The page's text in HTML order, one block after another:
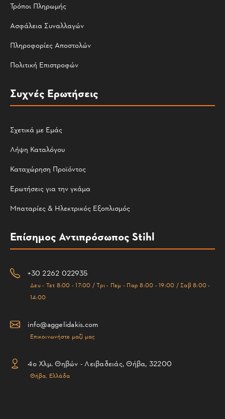
Τρόποι Πληρωμής
Ασφάλεια Συναλλαγών
Πληροφορίες Αποστολών
Πολιτική Επιστροφών
Συχνές Ερωτήσεις
Σχετικά με Εμάς
Λήψη Καταλόγου
Καταχώρηση Προϊόντος
Ερωτήσεις για την γκάμα
Μπαταρίες & Ηλεκτρικός Εξοπλισμός
Επίσημος Αντιπρόσωπος Stihl
+30 2262 022935
Δευ - Τετ 8:00 - 17:00 / Τρι - Πεμ - Παρ 8:00 - 19:00 / Σαβ 8:00 -
14:00
info@aggelidakis.com
Επικοινωνήστε μαζί μας
4ο Χλμ. Θηβών - Λειβαδειάς, Θήβα, 32200
Θήβα, Ελλάδα